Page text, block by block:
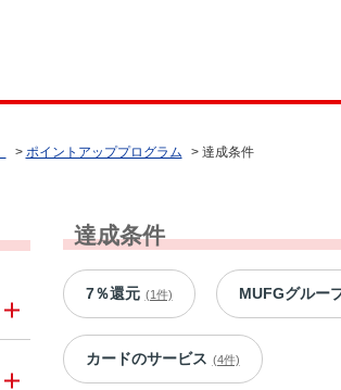
> ポイントアッププログラム > 達成条件
達成条件
7％還元 (1件) MUFGグルー
カードのサービス (4件)